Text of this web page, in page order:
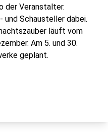
der Veranstalter.
und Schausteller dabei.
läuft vom
Am 5. und 30.
geplant.